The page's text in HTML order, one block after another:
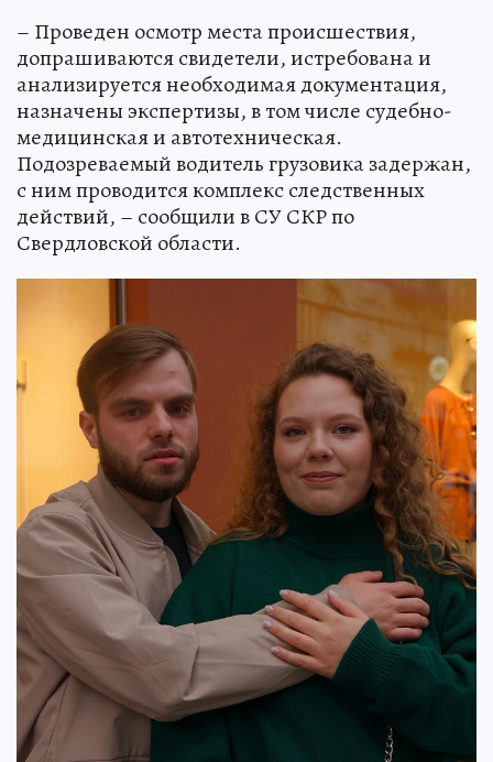
– Проведен осмотр места происшествия,
допрашиваются свидетели, истребована и
анализируется необходимая документация,
назначены экспертизы, в том числе судебно-
медицинская и автотехническая.
Подозреваемый водитель грузовика задержан,
с ним проводится комплекс следственных
действий, – сообщили в СУ СКР по
Свердловской области.